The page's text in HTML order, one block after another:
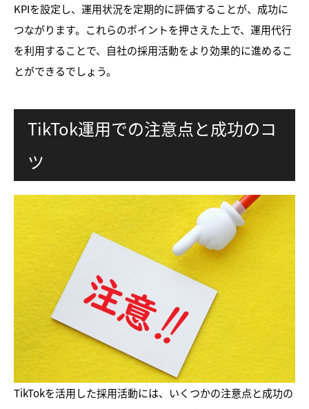
KPIを設定し、運用状況を定期的に評価することが、成功に
つながります。これらのポイントを押さえた上で、運用代行
を利用することで、自社の採用活動をより効果的に進めるこ
とができるでしょう。
TikTok運用での注意点と成功のコ
ツ
TikTokを活用した採用活動には、いくつかの注意点と成功の